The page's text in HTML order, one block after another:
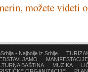
možete videti
- Najbolje iz Srbije
MANIFESTACIJE
BAŠTINA
MUZIKA